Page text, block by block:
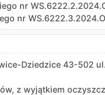
nr
nr
Dziedzice 43-502
z wyjątkiem